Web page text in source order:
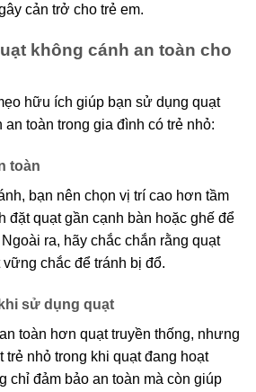
cản trở cho trẻ em.
không cánh an toàn cho
hữu ích giúp bạn sử dụng quạt
an toàn trong gia đình có trẻ nhỏ:
toàn
bạn nên chọn vị trí cao hơn tầm
đặt quạt gần cạnh bàn hoặc ghế để
ra, hãy chắc chắn rằng quạt
chắc để tránh bị đổ.
sử dụng quạt
toàn hơn quạt truyền thống, nhưng
trẻ nhỏ trong khi quạt đang hoạt
chỉ đảm bảo an toàn mà còn giúp